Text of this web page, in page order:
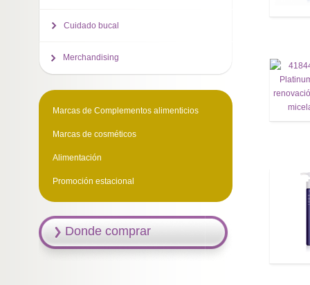
Cuidado bucal
Merchandising
Marcas de Complementos alimenticios
Marcas de cosméticos
Alimentación
Promoción estacional
Donde comprar